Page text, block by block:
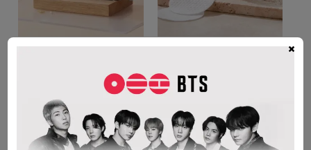
RELIEF CREAM MIST
49.000
AÑADIR AL CARRITO
ZERO PORE PAD 2.0
$75.900
AÑADIR AL CARRITO
×